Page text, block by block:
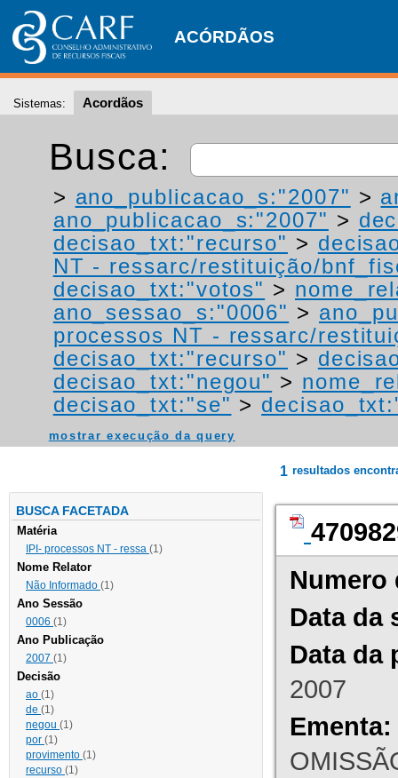
ACÓRDÃOS
Sistemas: Acordãos
Busca:
> ano_publicacao_s:"2007" >
ano_publicacao_s:"2007" >
decisao_txt:"recurso" >
NT - ressarc/restituição/
decisao_txt:"votos" >
ano_sessao_s:"0006" >
processos NT - ressarc/
decisao_txt:"recurso" >
decisao_txt:"negou" >
decisao_txt:"se" >
mostrar execução da query
BUSCA FACETADA
Matéria
IPI- processos NT - ressa (1)
Nome Relator
Não Informado (1)
Ano Sessão
0006 (1)
Ano Publicação
2007 (1)
Decisão
ao (1)
de (1)
negou (1)
por (1)
provimento (1)
recurso (1)
1 resultados
Numero
Data da
Data da
2007
Ementa: